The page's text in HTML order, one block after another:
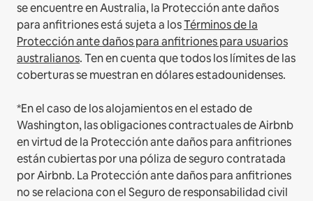
se encuentre en Australia, la Protección ante daños
para anfitriones está sujeta a losTérminos de la
Protección ante daños para anfitriones para usuarios
australianos. Ten en cuenta que todos los límites de las
coberturas se muestran en dólares estadounidenses.
*En el caso de los alojamientos en el estado de
Washington, las obligaciones contractuales de Airbnb
en virtud de la Protección ante daños para anfitriones
están cubiertas por una póliza de seguro contratada
por Airbnb. La Protección ante daños para anfitriones
no se relaciona con el Seguro de responsabilidad civil